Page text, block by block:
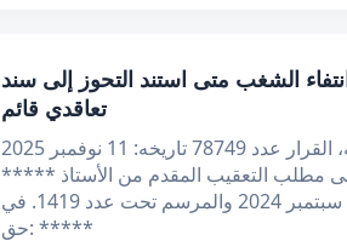
تعقيبي عدد 78749 بتاريخ 11 نوفمبر 2025 : انتفاء الشغب متى استند التحوز إلى سند
تعاقدي قائم
الجمهوريّة التّونسية وزارة العدل محكمة التعقيب الحمد لله، القرار عدد 78749 تاريخه: 11 نوفمبر 2025
مطلب التعقيب المقدم من الأستاذ *****
المحامي لدى التعقيب الكائن مكتبه ب***** بتاريخ 18 سبتمبر 2024 والمرسم تحت عدد 1419. في
حق: *****